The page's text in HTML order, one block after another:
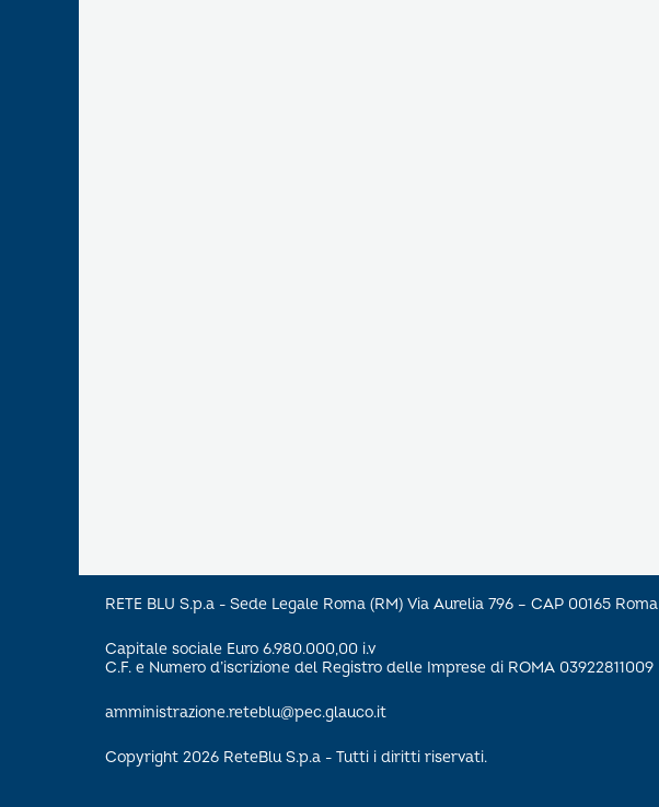
RETE BLU S.p.a - Sede Legale Roma (RM) Via Aurelia 796 – CAP 00165 Roma
Capitale sociale Euro 6.980.000,00 i.v
C.F. e Numero d’iscrizione del Registro delle Imprese di ROMA 03922811009
amministrazione.reteblu@pec.glauco.it
Copyright 2026 ReteBlu S.p.a - Tutti i diritti riservati.